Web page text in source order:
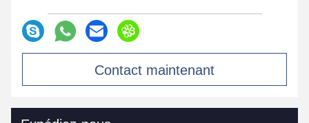
Contact maintenant